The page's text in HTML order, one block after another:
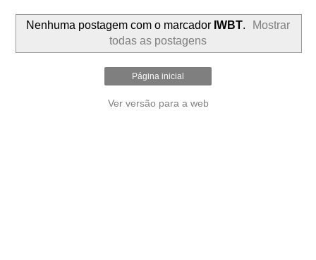
Nenhuma postagem com o marcador IWBT.
Mostrar
todas as postagens
Página inicial
Ver versão para a web